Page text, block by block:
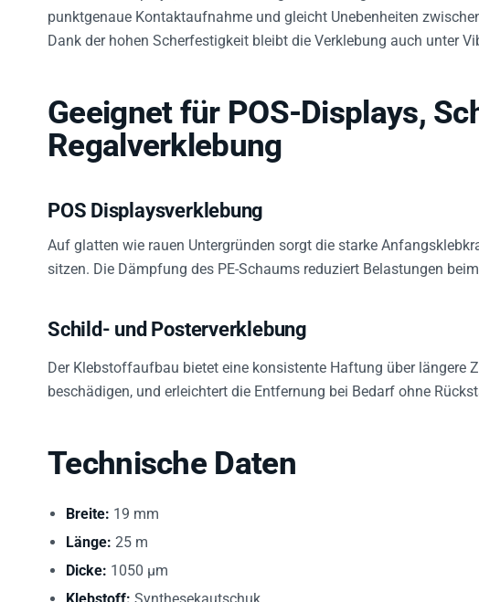
punktgenaue Kontaktaufnahme und gleicht Unebenheiten
Dank der hohen Scherfestigkeit bleibt die Verklebung auch unter
Geeignet für POS-Displays,
Regalverklebung
POS Displaysverklebung
Auf glatten wie rauen Untergründen sorgt die starke
sitzen. Die Dämpfung des PE-Schaums reduziert Belastungen
Schild- und Posterverklebung
Der Klebstoffaufbau bietet eine konsistente Haftung über längere
beschädigen, und erleichtert die Entfernung bei Bedarf ohne
Technische Daten
Breite: 19 mm
Länge: 25 m
Dicke: 1050 µm
Klebstoff: Synthesekautschuk